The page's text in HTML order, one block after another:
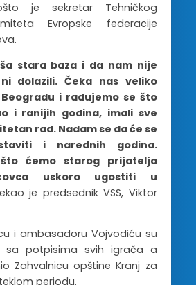
je sekretar Tehničkog
Evropske federacije
stara baza i da nam nije
dolazili. Čeka nas veliko
i radujemo se što
i ranijih godina, imali sve
rad. Nadam se da će se
i narednih godina.
ćemo starog prijatelja
uskoro ugostiti u
je predsednik VSS, Viktor
i ambasadoru Vojvodiću su
sa potpisima svih igrača a
Zahvalnicu opštine Kranj za
periodu.